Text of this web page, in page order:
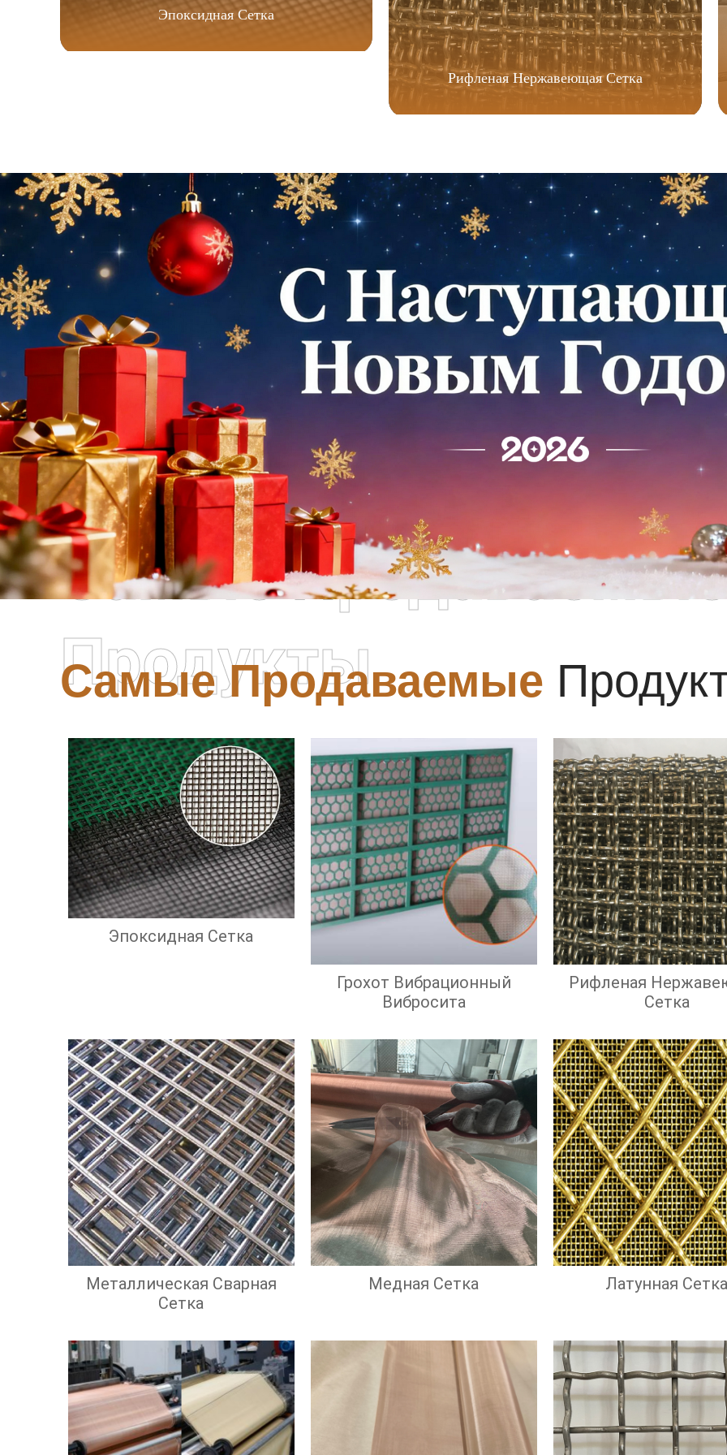
Эпоксидная Сетка
Рифленая Нержавеющая Сетка
Самые Продаваемые
Самые Продаваемые
Продукты
Эпоксидная Сетка
Грохот Вибрационный
Вибросита
Рифленая
Сетка
Металлическая Сварная
Сетка
Медная Сетка Латунная Сетка